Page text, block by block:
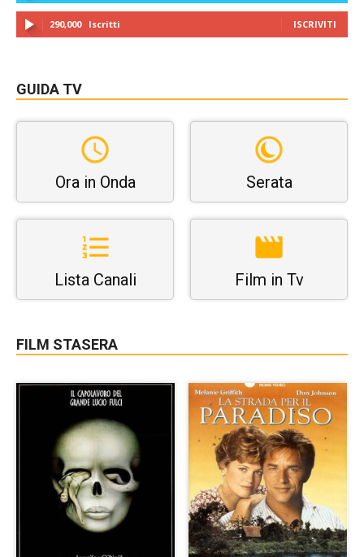
290,000 Iscritti ISCRIVITI
GUIDA TV
Ora in Onda Serata
Lista Canali Film in Tv
FILM STASERA